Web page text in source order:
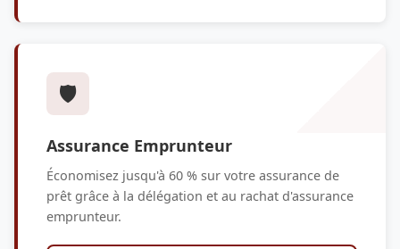
🛡️
Assurance Emprunteur
Économisez jusqu'à 60 % sur votre assurance de
prêt grâce à la délégation et au rachat d'assurance
emprunteur.